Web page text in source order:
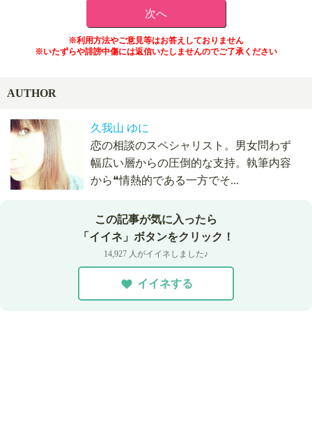
※利用方法やご意見等はお答えしておりません
※いたずらや誹謗中傷には返信いたしませんのでご了承ください
AUTHOR
久我山 ゆに
恋の相談のスペシャリスト。男女問わず
幅広い層からの圧倒的な支持。執筆内容
から❝情熱的である一方でそ...
この記事が気に入ったら
「イイネ」ボタンをクリック！
14,927 人がイイネしました♪
イイネする